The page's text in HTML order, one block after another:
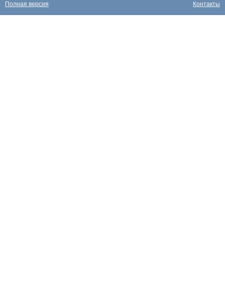
Контакты
Полная версия